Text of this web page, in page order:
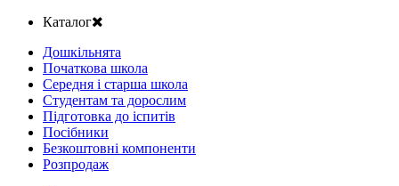
Каталог
Дошкільнята
Початкова школа
Середня і старша школа
Студентам та дорослим
Підготовка до іспитів
Посібники
Безкоштовні компоненти
Розпродаж